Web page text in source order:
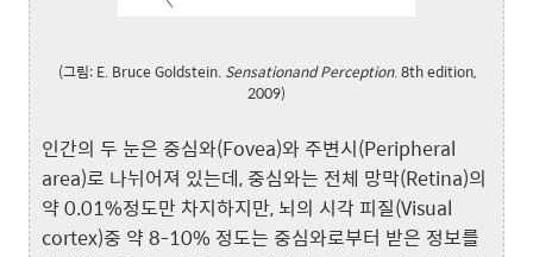
(그림: E. Bruce Goldstein. Sensationand Perception. 8th edition,
2009)
인간의 두 눈은 중심와(Fovea)와 주변시(Peripheral
area)로 나뉘어져 있는데, 중심와는 전체 망막(Retina)의
약 0.01%정도만 차지하지만, 뇌의 시각 피질(Visual
cortex)중 약 8-10% 정도는 중심와로부터 받은 정보를